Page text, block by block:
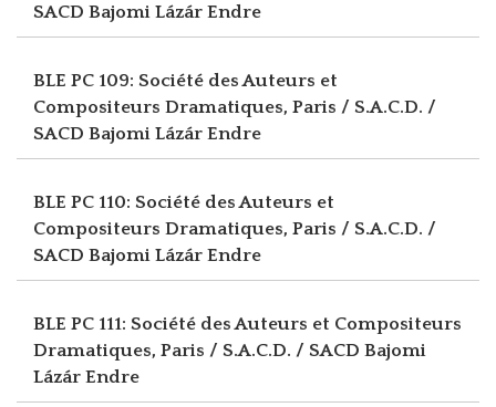
SACD Bajomi Lázár Endre
BLE PC 109: Société des Auteurs et
Compositeurs Dramatiques, Paris / S.A.C.D. /
SACD Bajomi Lázár Endre
BLE PC 110: Société des Auteurs et
Compositeurs Dramatiques, Paris / S.A.C.D. /
SACD Bajomi Lázár Endre
BLE PC 111: Société des Auteurs et Compositeurs
Dramatiques, Paris / S.A.C.D. / SACD Bajomi
Lázár Endre